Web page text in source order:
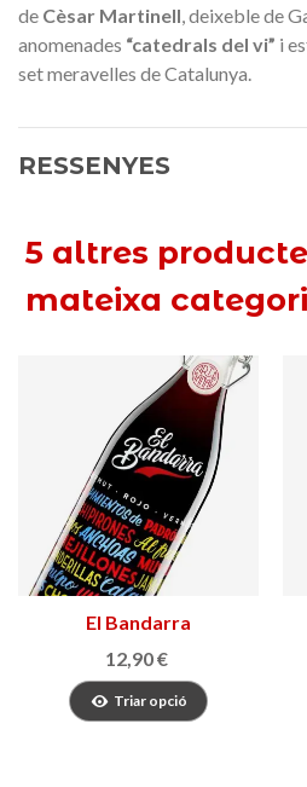
de Cèsar Martinell, deixeble de
anomenades “catedrals del vi” i
set meravelles de Catalunya.
RESSENYES
5 altres
mateixa
El Bandarra
12,90 €
Triar opció